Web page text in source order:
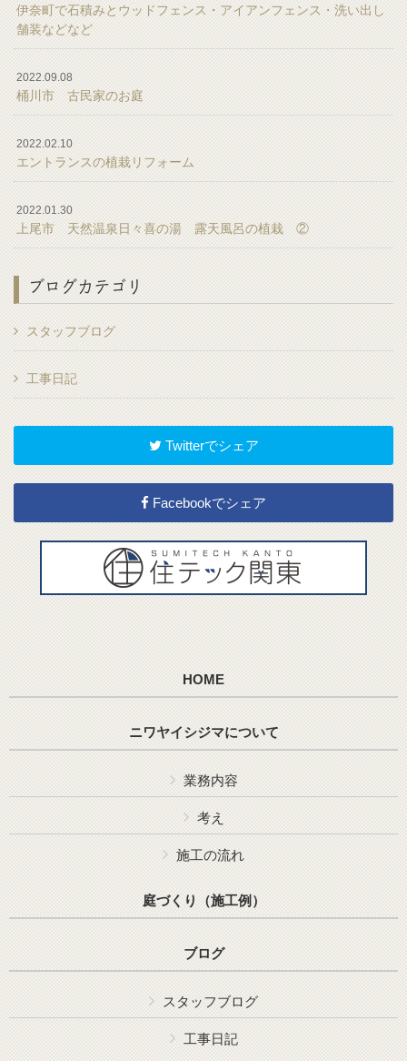
伊奈町で石積みとウッドフェンス・アイアンフェンス・洗い出し
舗装などなど
2022.09.08
桶川市 古民家のお庭
2022.02.10
エントランスの植栽リフォーム
2022.01.30
上尾市 天然温泉日々喜の湯 露天風呂の植栽 ②
ブログカテゴリ
スタッフブログ
工事日記
Twitterでシェア
Facebookでシェア
HOME
ニワヤイシジマについて
業務内容
考え
施工の流れ
庭づくり（施工例）
ブログ
スタッフブログ
工事日記